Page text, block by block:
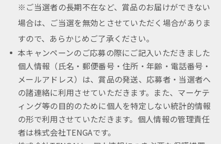
※ご当選者の長期不在など、賞品のお届けができない
場合は、ご当選を無効とさせていただく場合がありま
すので、あらかじめご了承ください。
本キャンペーンのご応募の際にご記入いただきました
個人情報（氏名・郵便番号・住所・年齢・電話番号・
メールアドレス）は、賞品の発送、応募者・当選者へ
の諸連絡に利用させていただきます。また、マーケテ
ィング等の目的のために個人を特定しない統計的情報
の形で利用させていただきます。個人情報の管理責任
者は株式会社TENGAです。